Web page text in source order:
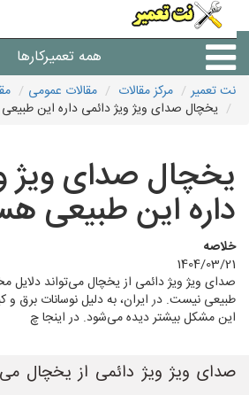
همه تعمیرکارها
شرکت های تعمیرات
نت تعمیر مرکز مقالات مقالات عمومی
یخچال صدای ویژ ویژ دائمی داره این
یخچال صدای ویژ
داره این طبیعی
خلاصه
1404/03/21
صدای ویژ ویژ دائمی از یخچال می‌تواند دلایل
طبیعی نیست. در ایران، به دلیل نوسانات برق و
این مشکل بیشتر دیده می‌شود. در اینجا چ
صدای ویژ ویژ دائمی از یخچال